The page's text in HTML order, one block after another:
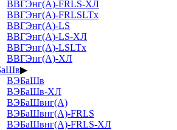
ВВГЭнг(А)-FRLS-ХЛ
ВВГЭнг(А)-FRLSLTx
ВВГЭнг(А)-LS
ВВГЭнг(А)-LS-ХЛ
ВВГЭнг(А)-LSLTx
ВВГЭнг(А)-ХЛ
▶
ВЭБаШв
ВЭБаШв-ХЛ
ВЭБаШвнг(А)
ВЭБаШвнг(А)-FRLS
ВЭБаШвнг(А)-FRLS-ХЛ